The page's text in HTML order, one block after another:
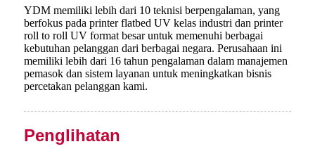
YDM memiliki lebih dari 10 teknisi berpengalaman, yang
berfokus pada printer flatbed UV kelas industri dan printer
roll to roll UV format besar untuk memenuhi berbagai
kebutuhan pelanggan dari berbagai negara. Perusahaan ini
memiliki lebih dari 16 tahun pengalaman dalam manajemen
pemasok dan sistem layanan untuk meningkatkan bisnis
percetakan pelanggan kami.
Penglihatan